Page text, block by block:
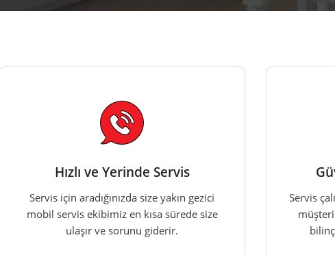
Hızlı ve Yerinde Servis
Servis için aradığınızda size yakın gezici
mobil servis ekibimiz en kısa sürede size
ulaşır ve sorunu giderir.
Servis